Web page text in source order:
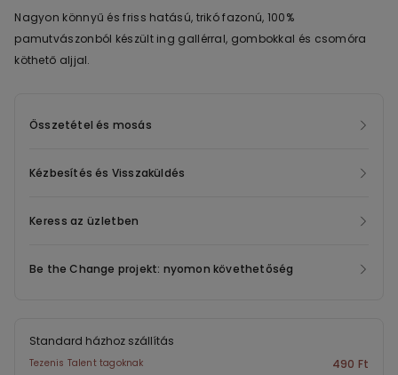
Nagyon könnyű és friss hatású, trikó fazonú, 100%
pamutvászonból készült ing gallérral, gombokkal és csomóra
köthető aljjal.
Összetétel és mosás
Kézbesítés és Visszaküldés
Keress az üzletben
Be the Change projekt: nyomon követhetőség
Standard házhoz szállítás
Tezenis Talent tagoknak 490 Ft